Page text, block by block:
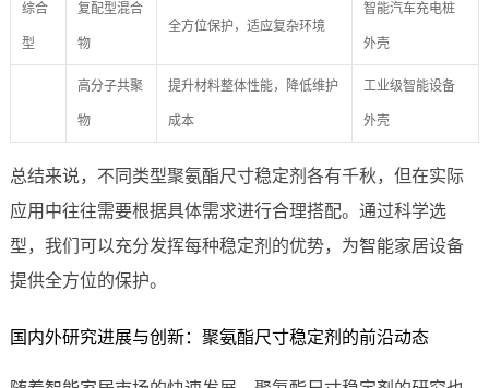
综合
型
复配型混合
物
全方位保护，适应复杂环境
智能汽车充电桩
外壳
高分子共聚
物
提升材料整体性能，降低维护
成本
工业级智能设备
外壳
总结来说，不同类型聚氨酯尺寸稳定剂各有千秋，但在实际
应用中往往需要根据具体需求进行合理搭配。通过科学选
型，我们可以充分发挥每种稳定剂的优势，为智能家居设备
提供全方位的保护。
国内外研究进展与创新：聚氨酯尺寸稳定剂的前沿动态